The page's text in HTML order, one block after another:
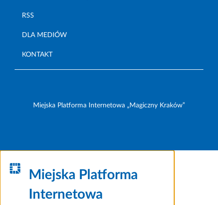
RSS
DLA MEDIÓW
KONTAKT
Miejska Platforma Internetowa „Magiczny Kraków”
Miejska Platforma
Internetowa